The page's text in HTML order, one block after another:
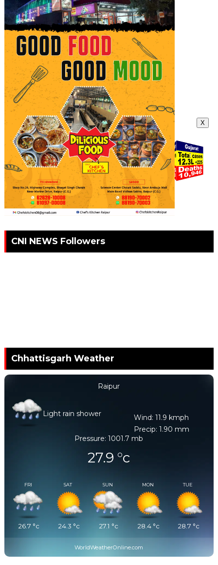
X
.
CNI NEWS Followers
Chhattisgarh Weather
Raipur
Light rain shower
Wind: 11.9 kmph
Precip: 1.90 mm
Pressure: 1001.7 mb
27.9 °c
FRI
26.7 °c
SAT
24.3 °c
SUN
27.1 °c
MON
28.4 °c
TUE
28.7 °c
WorldWeatherOnline.com